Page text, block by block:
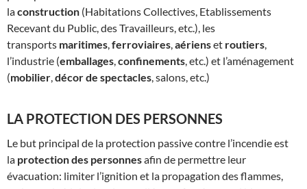
laconstruction (Habitations Collectives, Etablissements
Recevant du Public, des Travailleurs, etc.), les
transports maritimes,ferroviaires,aérienset routiers,
l’industrie (emballages,confinements, etc.) et l’aménagement
(mobilier,décor de spectacles, salons, etc.)
LA PROTECTION DES PERSONNES
Le but principal de la protection passive contre l’incendie est
la protection des personnesafin de permettre leur
évacuation: limiter l’ignition et la propagation des flammes,